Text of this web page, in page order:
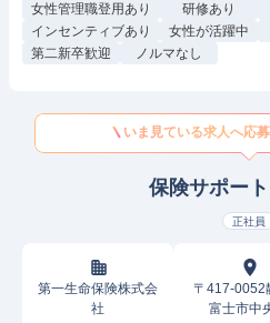
女性管理職登用あり
研修あり
インセンティブあり
女性が活躍中
第二新卒歓迎
ノルマなし
いま見ている求人へ応
保険サポー
正社員
第一生命保険株式会
社
〒417-0052
富士市中